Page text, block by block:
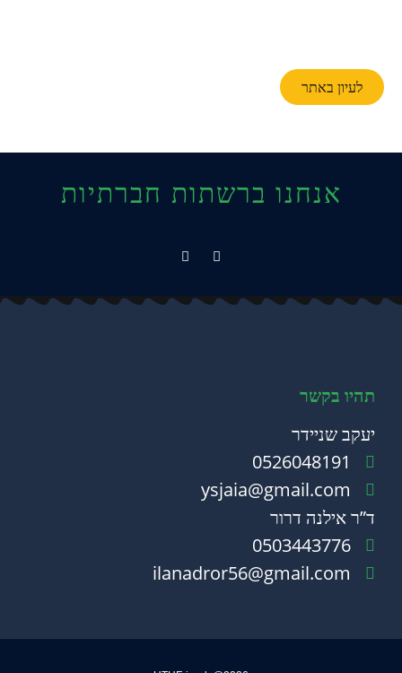
לעיון באתר
אנחנו ברשתות חברתיות
תהיו בקשר
יעקב שניידר
0526048191
ysjaia@gmail.com
ד”ר אילנה דרור
0503443776
ilanadror56@gmail.com